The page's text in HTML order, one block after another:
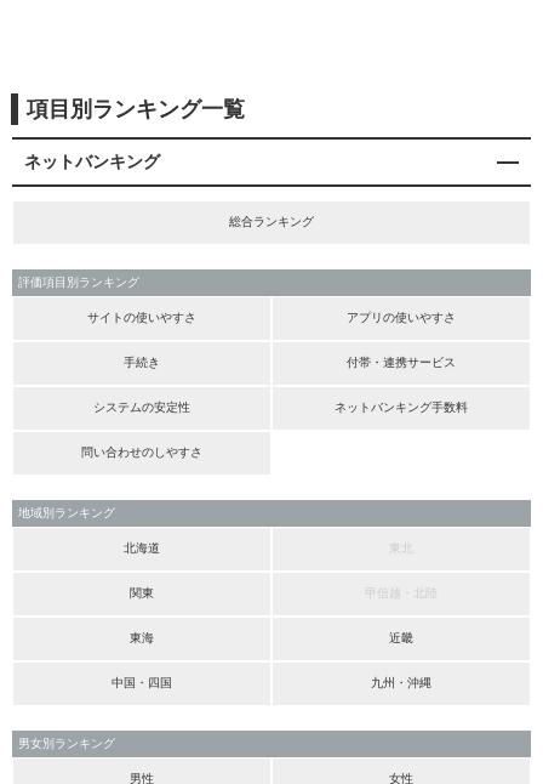
項目別ランキング一覧
ネットバンキング
総合ランキング
評価項目別ランキング
サイトの使いやすさ アプリの使いやすさ
手続き 付帯・連携サービス
システムの安定性 ネットバンキング手数料
問い合わせのしやすさ
地域別ランキング
北海道 東北
関東 甲信越・北陸
東海 近畿
中国・四国 九州・沖縄
男女別ランキング
男性 女性